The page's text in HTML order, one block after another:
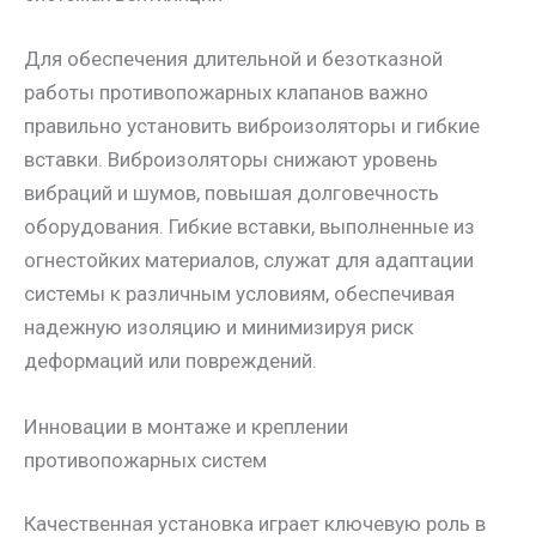
Для обеспечения длительной и безотказной
работы противопожарных клапанов важно
правильно установить виброизоляторы и гибкие
вставки. Виброизоляторы снижают уровень
вибраций и шумов, повышая долговечность
оборудования. Гибкие вставки, выполненные из
огнестойких материалов, служат для адаптации
системы к различным условиям, обеспечивая
надежную изоляцию и минимизируя риск
деформаций или повреждений.
Инновации в монтаже и креплении
противопожарных систем
Качественная установка играет ключевую роль в